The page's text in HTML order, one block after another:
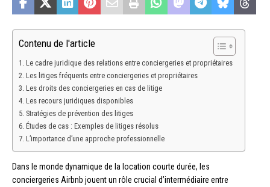
Contenu de l'article
Le cadre juridique des relations entre conciergeries et propriétaires
Les litiges fréquents entre conciergeries et propriétaires
Les droits des conciergeries en cas de litige
Les recours juridiques disponibles
Stratégies de prévention des litiges
Études de cas : Exemples de litiges résolus
L’importance d’une approche professionnelle
Dans le monde dynamique de la location courte durée, les
conciergeries Airbnb jouent un rôle crucial d’intermédiaire entre